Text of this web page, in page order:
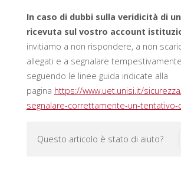
In caso di dubbi sulla veridicità di
ricevuta sul vostro account
invitiamo a non rispondere, a non
allegati e a segnalare
seguendo le linee guida indicate alla
pagina https://www.uet.unisi.it/
segnalare-correttamente-un-tentativo-
Questo articolo è stato di aiuto?